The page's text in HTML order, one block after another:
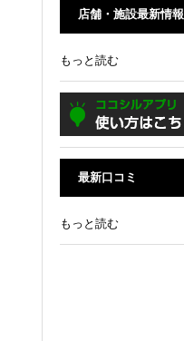
店舗・施設最新情報
もっと読む
最新口コミ
もっと読む